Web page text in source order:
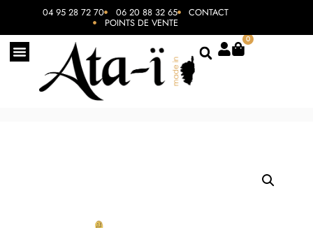
04 95 28 72 70 06 20 88 32 65 CONTACT
POINTS DE VENTE
0